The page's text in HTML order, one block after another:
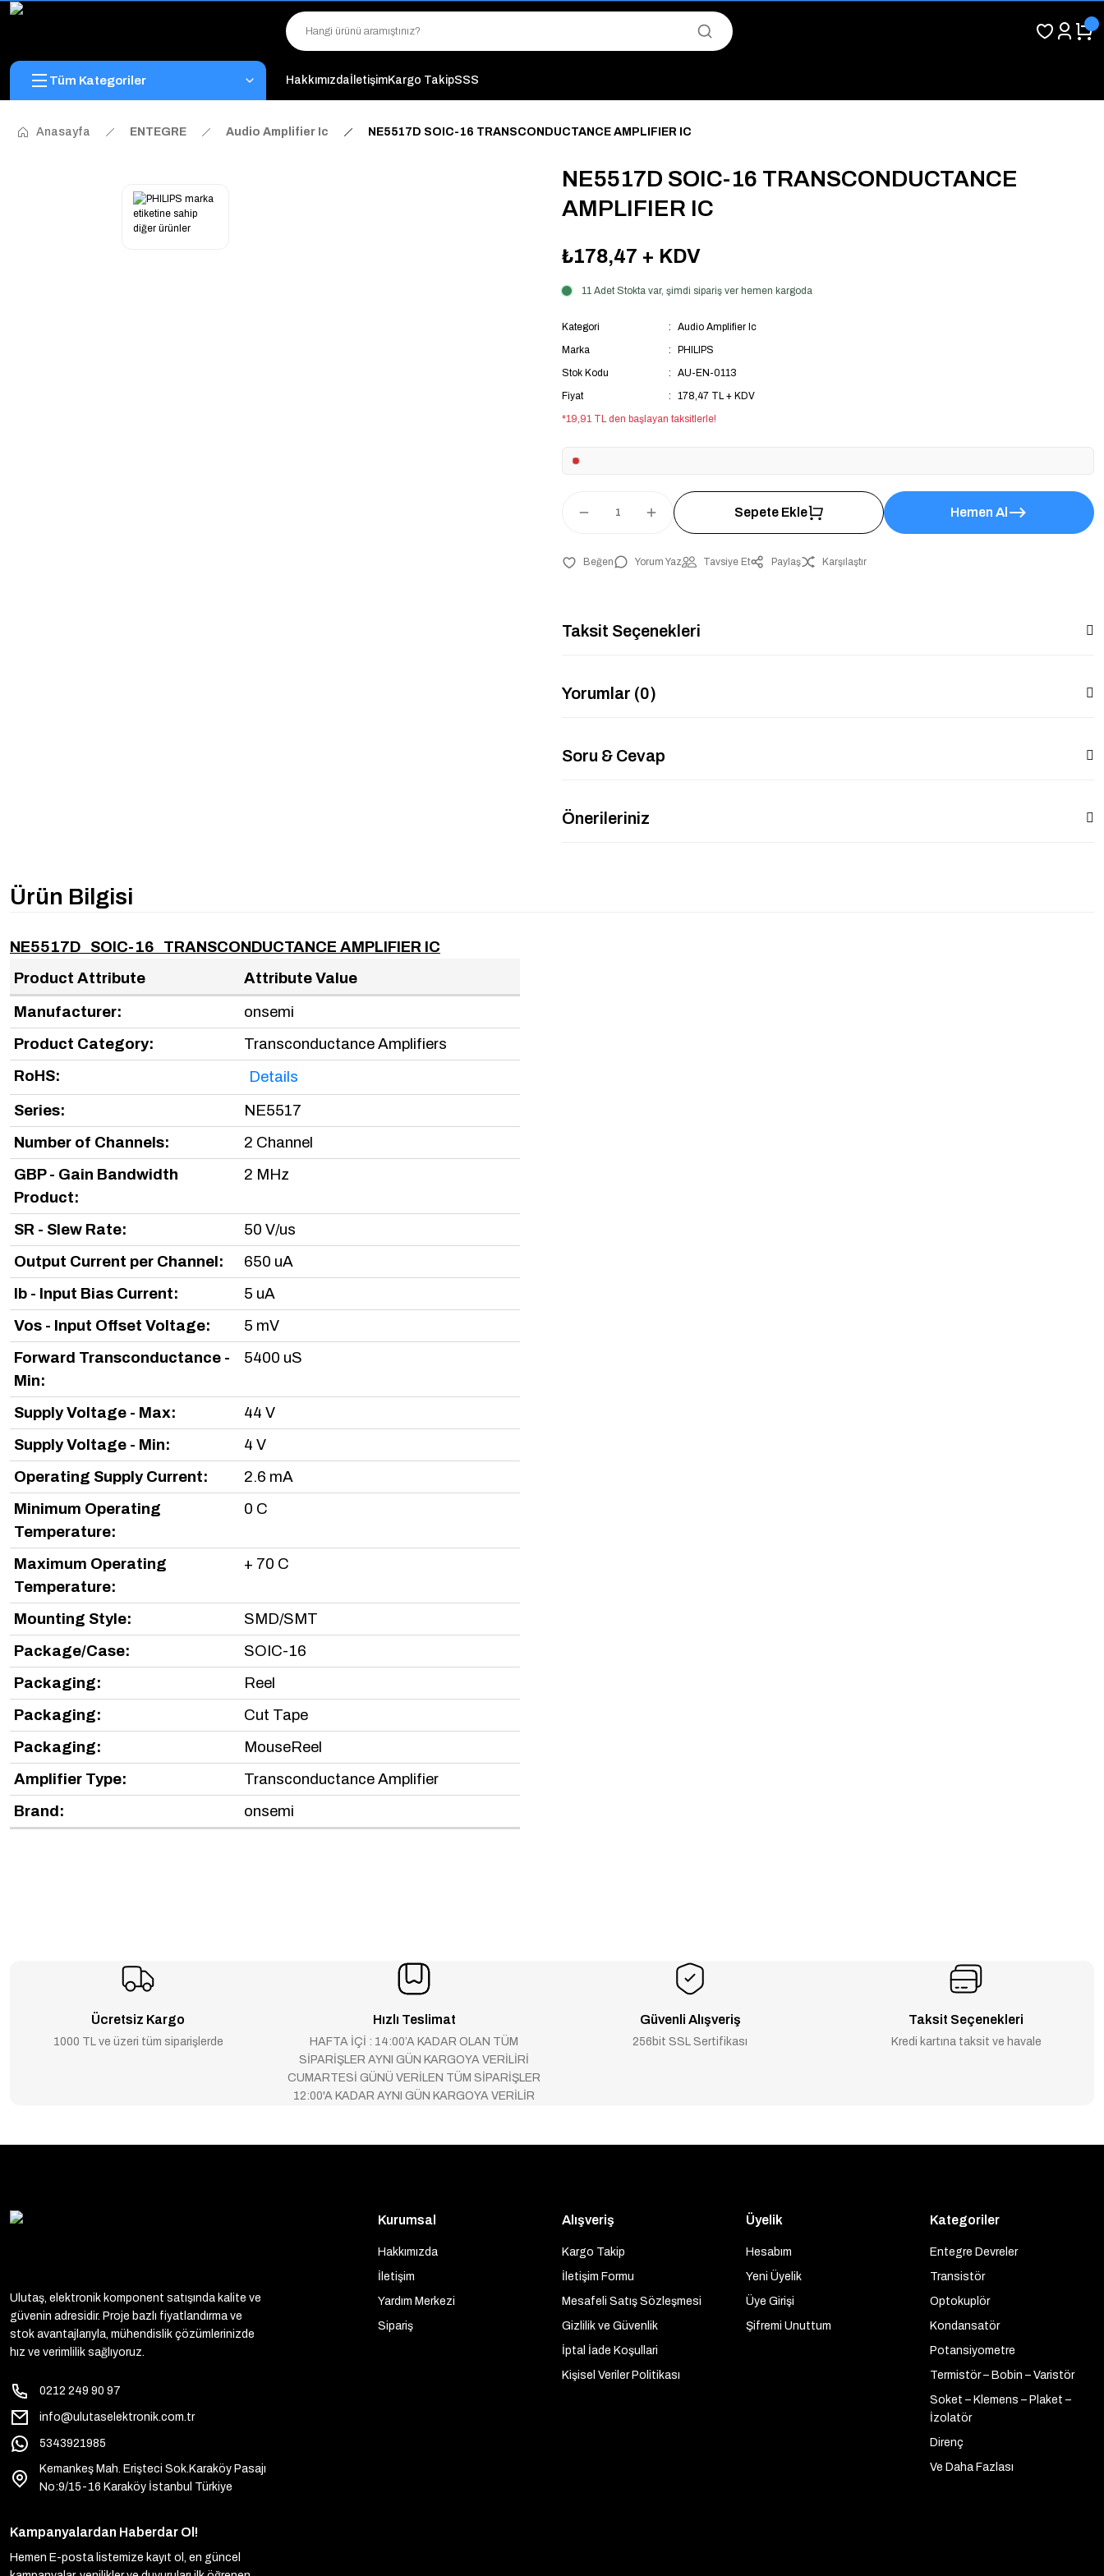
"Saat 14:00'a Kadar Verilen Siparişlerde Aynı Gün Kargo Avantajı!
"Binlerce Ürün Çeşitliliği ile Stoktan Hemen Teslim."
Tüm Kategoriler HakkımızdaİletişimKargo TakipSSS
Anasayfa ENTEGRE Audio Amplifier Ic NE5517D SOIC-16 TRANSCONDUCTANCE AMPLIFIER IC
NE5517D SOIC-16 TRANSCONDUCTANCE
AMPLIFIER IC
₺178,47 + KDV
11 Adet Stokta var, şimdi sipariş ver hemen kargoda
Kategori
Audio Amplifier Ic
Marka
PHILIPS
Stok Kodu
AU-EN-0113
Fiyat
178,47 TL + KDV
*19,91 TL den başlayan taksitlerle!
Sepete Ekle Hemen Al
Yorum Yaz Tavsiye Et Paylaş Karşılaştır
Taksit Seçenekleri
Yorumlar (0)
Soru & Cevap
Önerileriniz
Ürün Bilgisi
NE5517D SOIC-16 TRANSCONDUCTANCE AMPLIFIER IC
Product Attribute
Attribute Value
Manufacturer:
onsemi
Product Category:
Transconductance Amplifiers
RoHS:
Details
Series:
NE5517
Number of Channels:
2 Channel
GBP - Gain Bandwidth
Product:
2 MHz
SR - Slew Rate:
50 V/us
Output Current per Channel:
650 uA
Ib - Input Bias Current:
5 uA
Vos - Input Offset Voltage:
5 mV
Forward Transconductance -
Min:
5400 uS
Supply Voltage - Max:
44 V
Supply Voltage - Min:
4 V
Operating Supply Current:
2.6 mA
Minimum Operating
Temperature:
0 C
Maximum Operating
Temperature:
+ 70 C
Mounting Style:
SMD/SMT
Package/Case:
SOIC-16
Packaging:
Reel
Packaging:
Cut Tape
Packaging:
MouseReel
Amplifier Type:
Transconductance Amplifier
Brand:
onsemi
Ücretsiz Kargo
1000 TL ve üzeri tüm siparişlerde
Hızlı Teslimat
HAFTA İÇİ : 14:00’A KADAR OLAN TÜM
SİPARİŞLER AYNI GÜN KARGOYA VERİLİRİ
CUMARTESİ GÜNÜ VERİLEN TÜM SİPARİŞLER
12:00'A KADAR AYNI GÜN KARGOYA VERİLİR
Güvenli Alışveriş
256bit SSL Sertifikası
Taksit Seçenekleri
Kredi kartına taksit ve havale
Ulutaş, elektronik komponent satışında kalite ve
güvenin adresidir. Proje bazlı fiyatlandırma ve
stok avantajlarıyla, mühendislik çözümlerinizde
hız ve verimlilik sağlıyoruz.
0212 249 90 97
info@ulutaselektronik.com.tr
5343921985
Kemankeş Mah. Erişteci Sok.Karaköy Pasajı
No:9/15-16 Karaköy İstanbul Türkiye
Kurumsal
Hakkımızda
İletişim
Yardım Merkezi
Sipariş
Alışveriş
Kargo Takip
İletişim Formu
Mesafeli Satış Sözleşmesi
Gizlilik ve Güvenlik
İptal İade Koşullari
Kişisel Veriler Politikası
Üyelik
Hesabım
Yeni Üyelik
Üye Girişi
Şifremi Unuttum
Kategoriler
Entegre Devreler
Transistör
Optokuplör
Kondansatör
Potansiyometre
Termistör – Bobin – Varistör
Soket – Klemens – Plaket –
İzolatör
Direnç
Ve Daha Fazlası
Kampanyalardan Haberdar Ol!
Hemen E-posta listemize kayıt ol, en güncel